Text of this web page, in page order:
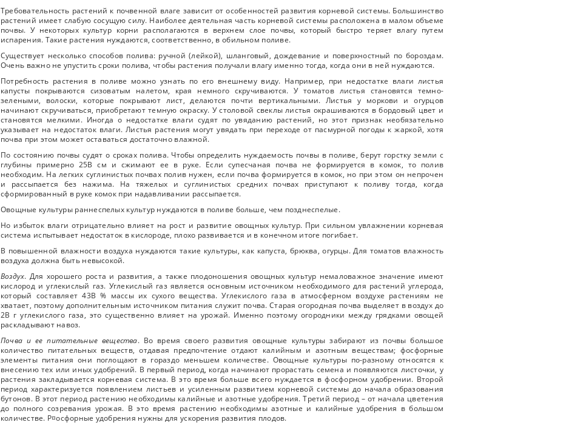
Требовательность растений к почвенной влаге зависит от особенностей развития корневой системы. Большинство
растений имеет слабую сосущую силу. Наиболее деятельная часть корневой системы расположена в малом объеме
почвы. У некоторых культур корни располагаются в верхнем слое почвы, который быстро теряет влагу путем
испарения. Такие растения нуждаются, соответственно, в обильном поливе.
Существует несколько способов полива: ручной (лейкой), шланговый, дождевание и поверхностный по бороздам.
Очень важно не упустить сроки полива, чтобы растения получали влагу именно тогда, когда они в ней нуждаются.
Потребность растения в поливе можно узнать по его внешнему виду. Например, при недостатке влаги листья
капусты покрываются сизоватым налетом, края немного скручиваются. У томатов листья становятся темно-
зелеными, волоски, которые покрывают лист, делаются почти вертикальными. Листья у моркови и огурцов
начинают скручиваться, приобретают темную окраску. У столовой свеклы листья окрашиваются в бордовый цвет и
становятся мелкими. Иногда о недостатке влаги судят по увяданию растений, но этот признак необязательно
указывает на недостаток влаги. Листья растения могут увядать при переходе от пасмурной погоды к жаркой, хотя
почва при этом может оставаться достаточно влажной.
По состоянию почвы судят о сроках полива. Чтобы определить нуждаемость почвы в поливе, берут горстку земли с
глубины примерно 25В см и сжимают ее в руке. Если супесчаная почва не формируется в комок, то полив
необходим. На легких суглинистых почвах полив нужен, если почва формируется в комок, но при этом он непрочен
и рассыпается без нажима. На тяжелых и суглинистых средних почвах приступают к поливу тогда, когда
сформированный в руке комок при надавливании рассыпается.
Овощные культуры раннеспелых культур нуждаются в поливе больше, чем позднеспелые.
Но избыток влаги отрицательно влияет на рост и развитие овощных культур. При сильном увлажнении корневая
система испытывает недостаток в кислороде, плохо развивается и в конечном итоге погибает.
В повышенной влажности воздуха нуждаются такие культуры, как капуста, брюква, огурцы. Для томатов влажность
воздуха должна быть невысокой.
Воздух. Для хорошего роста и развития, а также плодоношения овощных культур немаловажное значение имеют
кислород и углекислый газ. Углекислый газ является основным источником необходимого для растений углерода,
который составляет 43В % массы их сухого вещества. Углекислого газа в атмосферном воздухе растениям не
хватает, поэтому дополнительным источником питания служит почва. Старая огородная почва выделяет в воздух до
2В г углекислого газа, это существенно влияет на урожай. Именно поэтому огородники между грядками овощей
раскладывают навоз.
Почва и ее питательные вещества. Во время своего развития овощные культуры забирают из почвы большое
количество питательных веществ, отдавая предпочтение отдают калийным и азотным веществам; фосфорные
элементы питания они поглощают в гораздо меньшем количестве. Овощные культуры по-разному относятся к
внесению тех или иных удобрений. В первый период, когда начинают прорастать семена и появляются листочки, у
растения закладывается корневая система. В это время больше всего нуждается в фосфорном удобрении. Второй
период характеризуется появлением листьев и усиленным развитием корневой системы до начала образования
бутонов. В этот период растению необходимы калийные и азотные удобрения. Третий период – от начала цветения
до полного созревания урожая. В это время растению необходимы азотные и калийные удобрения в большом
количестве. Р¤осфорные удобрения нужны для ускорения развития плодов.